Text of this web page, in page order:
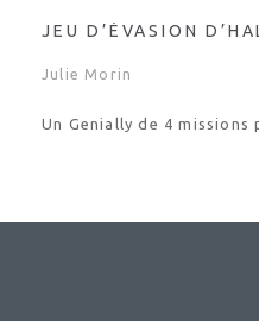
JEU D’ÉVASION
Julie Morin
Un Genially de 4